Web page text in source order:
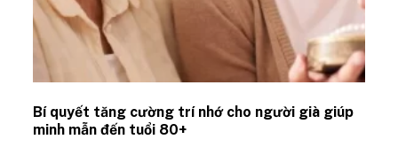
Bí quyết tăng cường trí nhớ cho người già giúp
minh mẫn đến tuổi 80+